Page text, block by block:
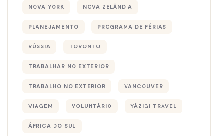
NOVA YORK NOVA ZELÂNDIA
PLANEJAMENTO PROGRAMA DE FÉRIAS
RÚSSIA TORONTO
TRABALHAR NO EXTERIOR
TRABALHO NO EXTERIOR VANCOUVER
VIAGEM VOLUNTÁRIO YÁZIGI TRAVEL
ÁFRICA DO SUL